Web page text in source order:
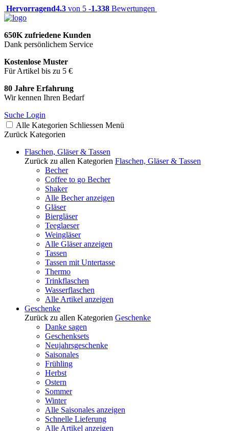
Hervorragend4.3 von 5 -1.338 Bewertungen
650K zufriedene Kunden
Dank persönlichem Service
Kostenlose Muster
Für Artikel bis zu 5 €
80 Jahre Erfahrung
Wir kennen Ihren Bedarf
Suche Login
Alle Kategorien Schliessen Menü
Zurück Kategorien
Flaschen, Gläser & Tassen
Zurück zu allen Kategorien Flaschen, Gläser & Tassen
Becher
Coffee to go Becher
Shaker
Alle Becher anzeigen
Gläser
Biergläser
Teeglaeser
Weingläser
Alle Gläser anzeigen
Tassen
Tassen mit Untertasse
Thermo
Trinkflaschen
Wasserflaschen
Alle Artikel anzeigen
Geschenke
Zurück zu allen Kategorien Geschenke
Danke sagen
Geschenksets
Neujahrsgeschenke
Saisonales
Frühling
Herbst
Ostern
Sommer
Winter
Alle Saisonales anzeigen
Schnelle Lieferung
Alle Artikel anzeigen